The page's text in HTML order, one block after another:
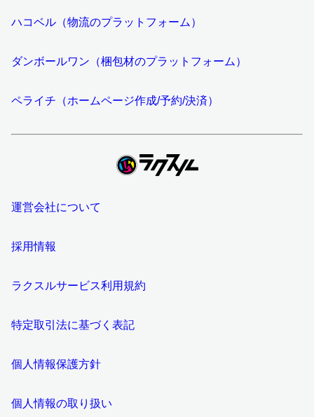
ハコベル（物流のプラットフォーム）
ダンボールワン（梱包材のプラットフォーム）
ペライチ（ホームページ作成/予約/決済）
運営会社について
採用情報
ラクスルサービス利用規約
特定取引法に基づく表記
個人情報保護方針
個人情報の取り扱い